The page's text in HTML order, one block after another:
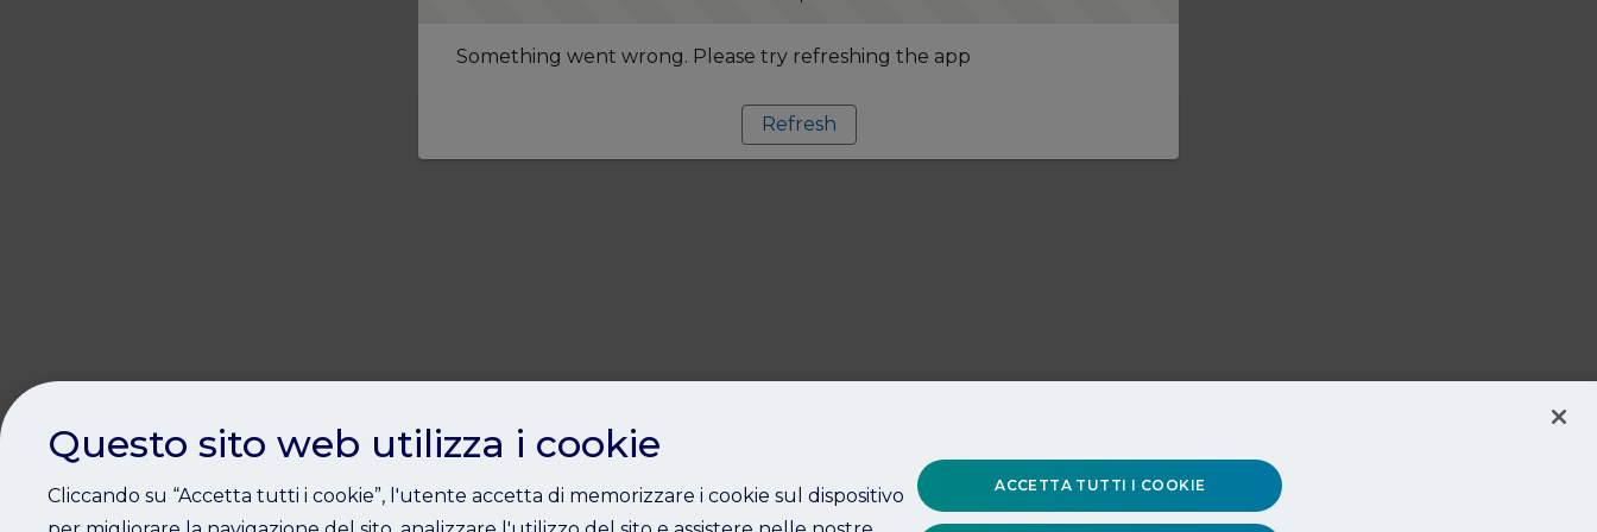
Something went wrong. Please try refreshing the app
Refresh
Questo sito web utilizza i cookie
Cliccando su “Accetta tutti i cookie”, l'utente accetta di memorizzare i cookie sul dispositivo
ACCETTA TUTTI I COOKIE